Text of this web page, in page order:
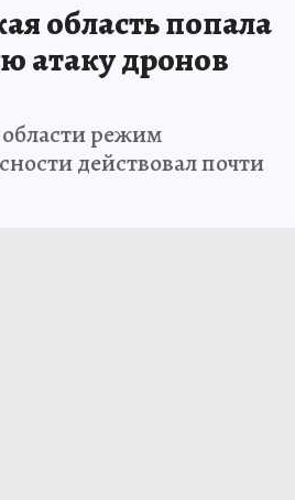
область попала
атаку дронов
режим
действовал почти